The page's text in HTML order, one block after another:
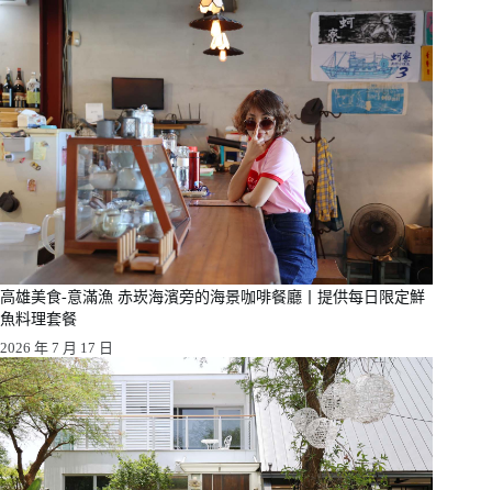
高雄美食-意滿漁 赤崁海濱旁的海景咖啡餐廳丨提供每日限定鮮
魚料理套餐
2026 年 7 月 17 日